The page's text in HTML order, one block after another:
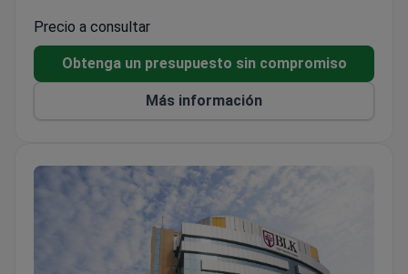
parte del grupo médico Gleneagles Global Hospitals,
que atiende a 2 millones de pacientes al año.
Precio a consultar
Obtenga un presupuesto sin compromiso
Más información